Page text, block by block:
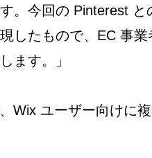
。今回の Pinterest
したもので、EC 事
ます。」
Wix ユーザー向けに